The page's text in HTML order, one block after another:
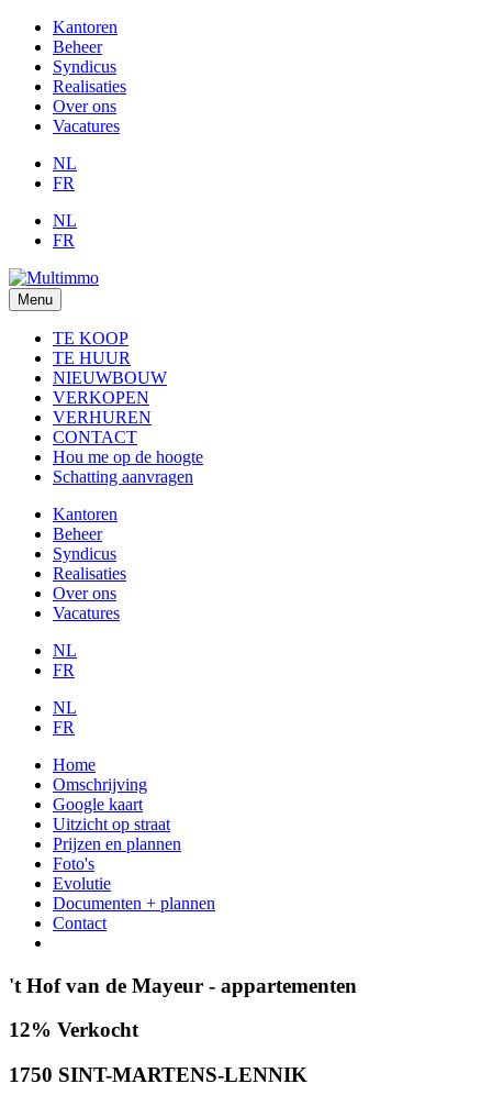
Kantoren
Beheer
Syndicus
Realisaties
Over ons
Vacatures
NL
FR
NL
FR
Menu
TE KOOP
TE HUUR
NIEUWBOUW
VERKOPEN
VERHUREN
CONTACT
Hou me op de hoogte
Schatting aanvragen
Kantoren
Beheer
Syndicus
Realisaties
Over ons
Vacatures
NL
FR
NL
FR
Home
Omschrijving
Google kaart
Uitzicht op straat
Prijzen en plannen
Foto's
Evolutie
Documenten + plannen
Contact
't Hof van de Mayeur - appartementen
12% Verkocht
1750 SINT-MARTENS-LENNIK